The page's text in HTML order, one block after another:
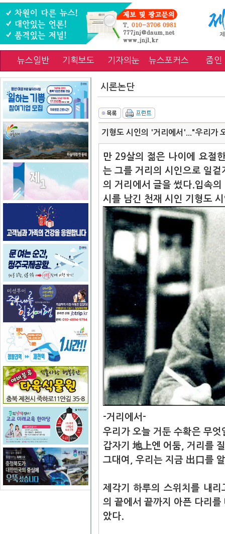
뉴스일반 기획보도 기자의눈 뉴스포커스 줌인
시론논단
기형도 시인의 '거리에서'..."우리가
만 29살의 젊은 나이에 요절
는 그를 거리의 시인으로 일겉
의 거리에서 글을 썼다.입속
시를 남긴 천재 시인 기형도
-거리에서-
우리가 오늘 거둔 수확은 무
갑자기 地上엔 어둠, 거리를
그대여, 우리는 지금 出口를
제각기 하루의 스위치를 내
의 끝에서 끝까지 아픈 다리
았다.